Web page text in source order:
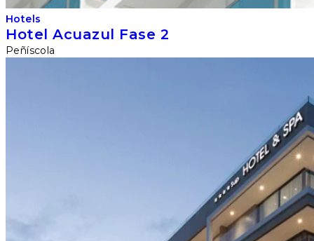
Hotels
Hotel Acuazul Fase 2
Peñíscola